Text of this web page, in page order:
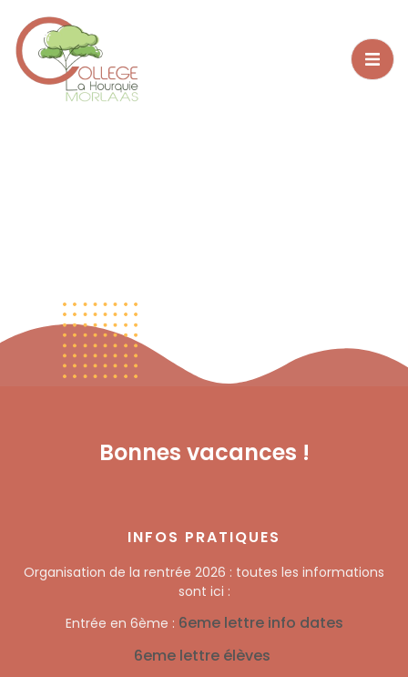
Bonnes vacances !
INFOS PRATIQUES
Organisation de la rentrée 2026 : toutes les informations
sont ici :
Entrée en 6ème : 6eme lettre info dates
6eme lettre élèves